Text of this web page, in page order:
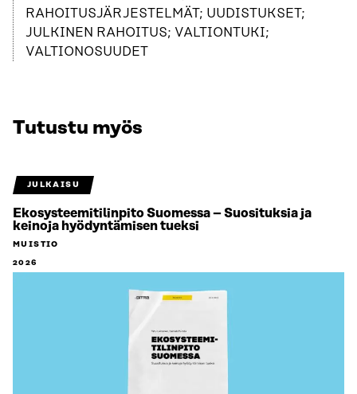
RAHOITUSJÄRJESTELMÄT; UUDISTUKSET;
JULKINEN RAHOITUS; VALTIONTUKI;
VALTIONOSUUDET
Tutustu myös
JULKAISU
Ekosysteemitilinpito Suomessa – Suosituksia ja
keinoja hyödyntämisen tueksi
MUISTIO
2026